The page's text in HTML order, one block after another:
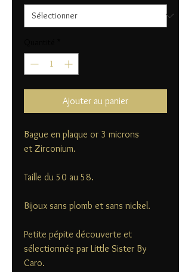
Ajouter au panier
Bague en plaque or 3 microns
et Zirconium.
Taille du 50 au 58.
Bijoux sans plomb et sans nickel.
Petite pépite découverte et
sélectionnée par Little Sister By
Caro.